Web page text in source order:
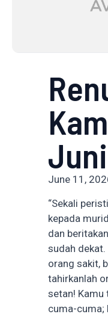
June 11,
“Sekali
kepada
dan
sudah
orang sakit,
tahirkanlah
setan! Kamu
cuma-cuma;